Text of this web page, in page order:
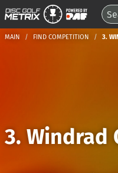
MAIN FIND COMPETITION 3.
3. Windrad